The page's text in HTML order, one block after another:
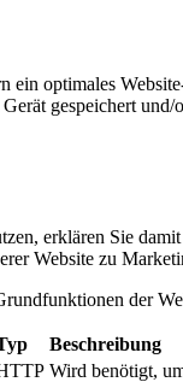
ein optimales
gespeichert und/
erklären Sie
Website zu
der
Beschreibung
Wird benötigt,